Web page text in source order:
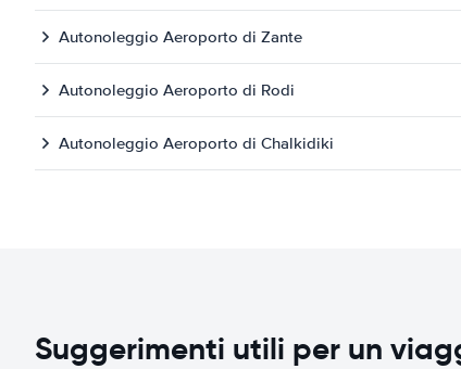
Autonoleggio Aeroporto di Zante
Autonoleggio Aeroporto di Rodi
Autonoleggio Aeroporto di Chalkidiki
Suggerimenti utili per un